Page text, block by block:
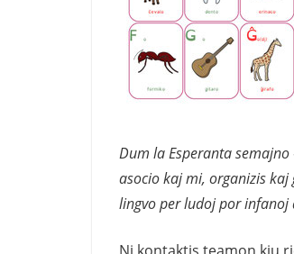
Dum la Esperanta semajno
asocio kaj mi, organizis
lingvo per ludoj por infanoj